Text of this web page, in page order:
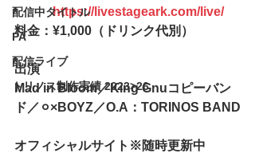
配信中タイトル
PA
配信ライブ
トリノス制作実績 2023>26
https://livestageark.com/live/
料金：¥1,000（ドリンク代別）
出演
Mad in Bloom／King Gnuコピーバン
ド／⚪︎×BOYZ／O.A：TORINOS BAND
オフィシャルサイト※随時更新中